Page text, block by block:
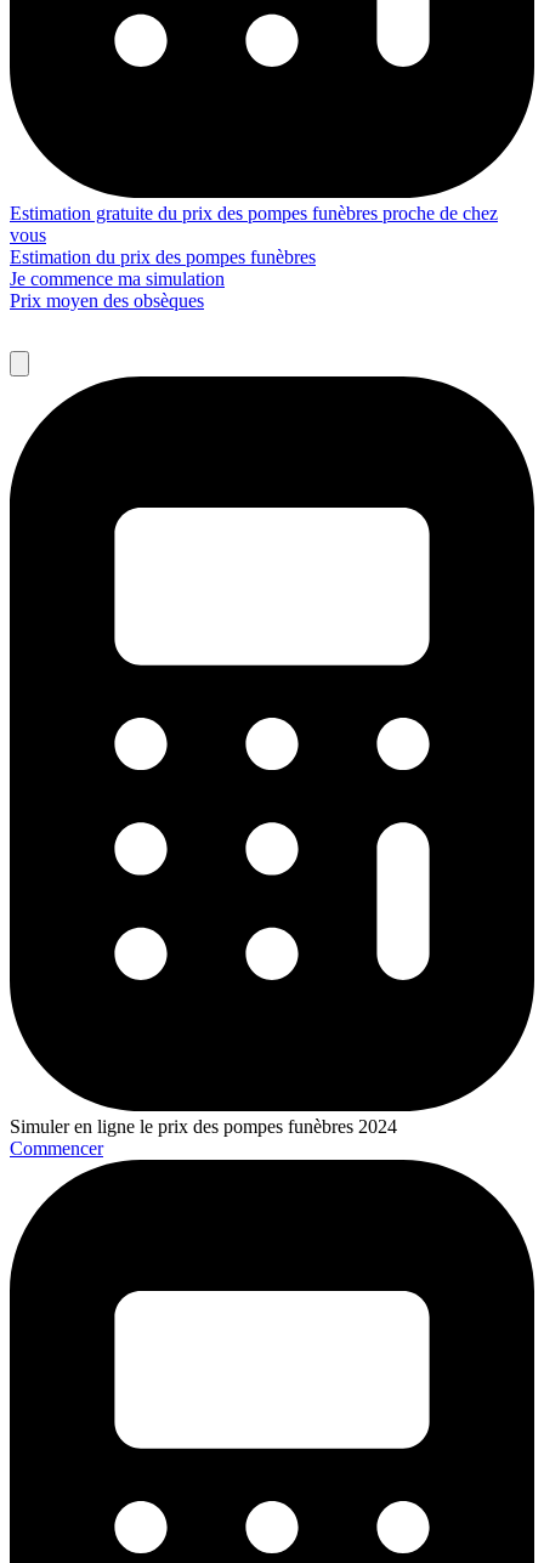
Estimation gratuite du prix des pompes funèbres proche de chez
vous
Estimation du prix des pompes funèbres
Je commence ma simulation
Prix moyen des obsèques
Simuler en ligne le prix des pompes funèbres 2024
Commencer